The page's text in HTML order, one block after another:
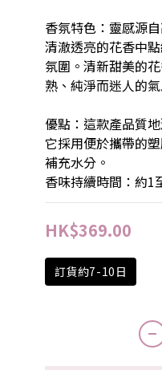
香氛特色：靈感源
清澈透亮的花香中
氛圍。清新甜美的
熟、純淨而迷人的
優點：這款產品質
它採用便於攜帶的
補充水分。
香味持續時間：約1
HK$369.00
訂貨約7-10日